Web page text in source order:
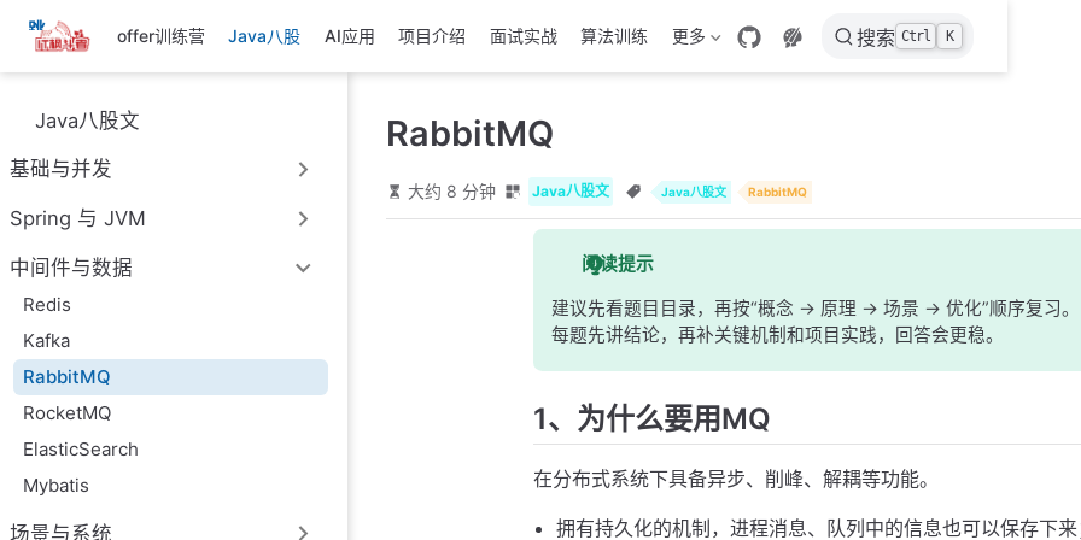
跳
至
主
內
容
offer训练营 Java八股 AI应用 项目介绍 面试实战 算法训练 更多 搜索 Ctrl K
Java八股文
基础与并发
Spring 与 JVM
中间件与数据
Redis
Kafka
RabbitMQ
RocketMQ
ElasticSearch
Mybatis
场景与系统
RabbitMQ
大约 8 分钟 Java八股文 Java八股文 RabbitMQ
阅读提示
建议先看题目目录，再按“概念 -> 原理 -> 场景 -> 优化”顺序复习。
每题先讲结论，再补关键机制和项目实践，回答会更稳。
1、为什么要用MQ
在分布式系统下具备异步、削峰、解耦等功能。
拥有持久化的机制，进程消息、队列中的信息也可以保存下